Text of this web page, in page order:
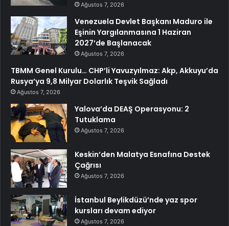
Ağustos 7, 2026
Venezuela Devlet Başkanı Maduro ile
Eşinin Yargılanmasına 1 Haziran
2027’de Başlanacak
Ağustos 7, 2026
TBMM Genel Kurulu… CHP’li Yavuzyılmaz: Akp, Akkuyu’da
Rusya’ya 9,8 Milyar Dolarlık Teşvik Sağladı
Ağustos 7, 2026
Yalova’da DEAŞ Operasyonu: 2
Tutuklama
Ağustos 7, 2026
Keskin’den Malatya Esnafına Destek
Çağrısı
Ağustos 7, 2026
İstanbul Beylikdüzü’nde yaz spor
kursları devam ediyor
Ağustos 7, 2026